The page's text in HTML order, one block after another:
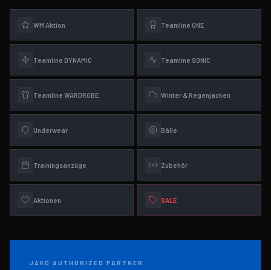
WM Aktion Teamline ONE
Teamline DYNAMIC Teamline SONIC
Teamline WARDROBE Winter & Regenjacken
Underwear Bälle
Trainingsanzüge Zubehör
Aktionen SALE
JAKO AUTHORIZED PARTNER